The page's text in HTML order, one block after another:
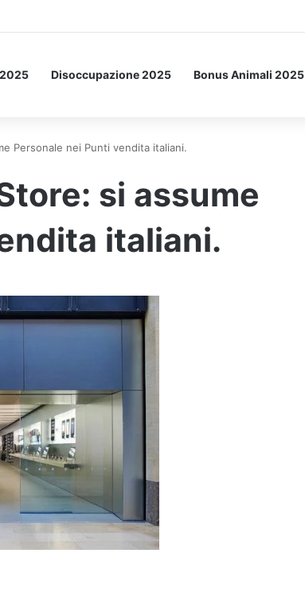
spaziale.
Disoccupazione 2025 Bonus Animali 2025
Personale nei Punti vendita italiani.
si assume
italiani.